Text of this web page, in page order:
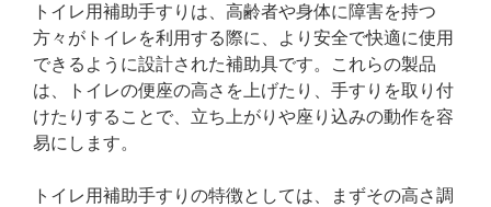
トイレ用補助手すりは、高齢者や身体に障害を持つ
方々がトイレを利用する際に、より安全で快適に使用
できるように設計された補助具です。これらの製品
は、トイレの便座の高さを上げたり、手すりを取り付
けたりすることで、立ち上がりや座り込みの動作を容
易にします。
トイレ用補助手すりの特徴としては、まずその高さ調